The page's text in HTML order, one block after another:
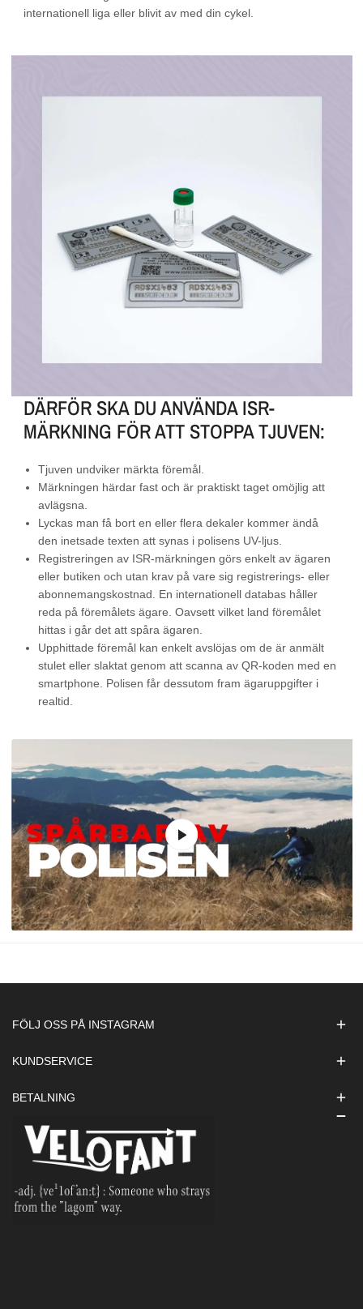
internationell liga eller blivit av med din cykel.
DÄRFÖR SKA DU ANVÄNDA ISR-
MÄRKNING FÖR ATT STOPPA TJUVEN:
Tjuven undviker märkta föremål.
Märkningen härdar fast och är praktiskt taget omöjlig att
avlägsna.
Lyckas man få bort en eller flera dekaler kommer ändå
den inetsade texten att synas i polisens UV-ljus.
Registreringen av ISR-märkningen görs enkelt av ägaren
eller butiken och utan krav på vare sig registrerings- eller
abonnemangskostnad. En internationell databas håller
reda på föremålets ägare. Oavsett vilket land föremålet
hittas i går det att spåra ägaren.
Upphittade föremål kan enkelt avslöjas om de är anmält
stulet eller slaktat genom att scanna av QR-koden med en
smartphone. Polisen får dessutom fram ägaruppgifter i
realtid.
FÖLJ OSS PÅ INSTAGRAM
KUNDSERVICE
BETALNING